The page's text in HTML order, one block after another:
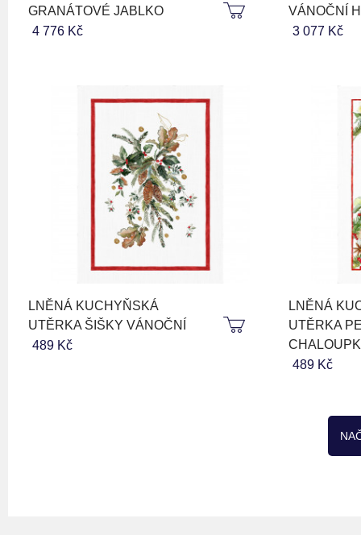
GRANÁTOVÉ JABLKO
4 776 Kč
VÁNOČNÍ
3 077 Kč
LNĚNÁ KUCHYŇSKÁ
UTĚRKA ŠIŠKY VÁNOČNÍ
489 Kč
LNĚNÁ
UTĚRKA
489 Kč